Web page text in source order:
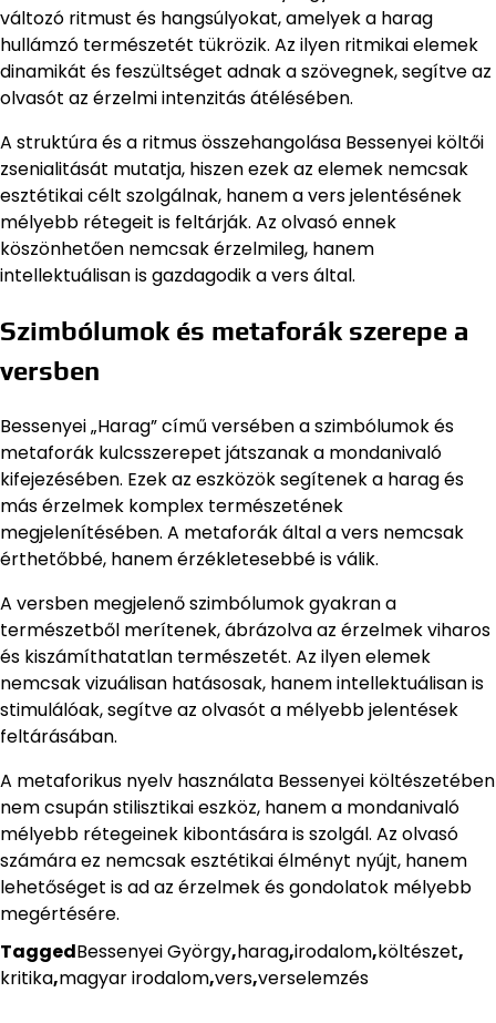
változó ritmust és hangsúlyokat, amelyek a harag
hullámzó természetét tükrözik. Az ilyen ritmikai elemek
dinamikát és feszültséget adnak a szövegnek, segítve az
olvasót az érzelmi intenzitás átélésében.
A struktúra és a ritmus összehangolása Bessenyei költői
zsenialitását mutatja, hiszen ezek az elemek nemcsak
esztétikai célt szolgálnak, hanem a vers jelentésének
mélyebb rétegeit is feltárják. Az olvasó ennek
köszönhetően nemcsak érzelmileg, hanem
intellektuálisan is gazdagodik a vers által.
Szimbólumok és metaforák szerepe a
versben
Bessenyei „Harag” című versében a szimbólumok és
metaforák kulcsszerepet játszanak a mondanivaló
kifejezésében. Ezek az eszközök segítenek a harag és
más érzelmek komplex természetének
megjelenítésében. A metaforák által a vers nemcsak
érthetőbbé, hanem érzékletesebbé is válik.
A versben megjelenő szimbólumok gyakran a
természetből merítenek, ábrázolva az érzelmek viharos
és kiszámíthatatlan természetét. Az ilyen elemek
nemcsak vizuálisan hatásosak, hanem intellektuálisan is
stimulálóak, segítve az olvasót a mélyebb jelentések
feltárásában.
A metaforikus nyelv használata Bessenyei költészetében
nem csupán stilisztikai eszköz, hanem a mondanivaló
mélyebb rétegeinek kibontására is szolgál. Az olvasó
számára ez nemcsak esztétikai élményt nyújt, hanem
lehetőséget is ad az érzelmek és gondolatok mélyebb
megértésére.
TaggedBessenyei György,harag,irodalom,költészet,
kritika,magyar irodalom,vers,verselemzés